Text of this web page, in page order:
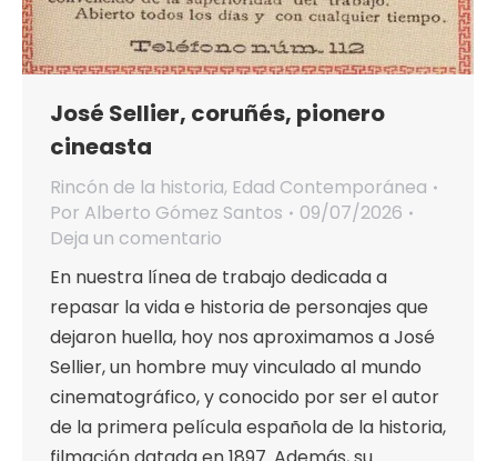
José Sellier, coruñés, pionero
cineasta
Rincón de la historia, Edad Contemporánea
Por Alberto Gómez Santos
09/07/2026
Deja un comentario
En nuestra línea de trabajo dedicada a
repasar la vida e historia de personajes que
dejaron huella, hoy nos aproximamos a José
Sellier, un hombre muy vinculado al mundo
cinematográfico, y conocido por ser el autor
de la primera película española de la historia,